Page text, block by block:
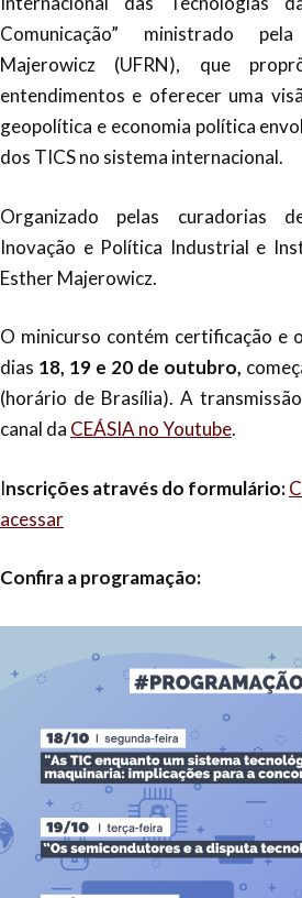
Comunicação” ministrado
Majerowicz (UFRN), que
entendimentos e oferecer uma
geopolítica e economia política
dos TICS no sistema internacional.
Organizado pelas curadorias
Inovação e Política Industrial e
Esther Majerowicz.
O minicurso contém certificação e
dias 18, 19 e 20 de outubro,
(horário de Brasília). A
canal da CEÁSIA no Youtube.
Inscrições através do formulário:
acessar
Confira a programação: